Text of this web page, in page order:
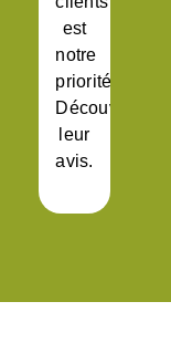
est
notre
priorité.
Découvrez
leur
avis.